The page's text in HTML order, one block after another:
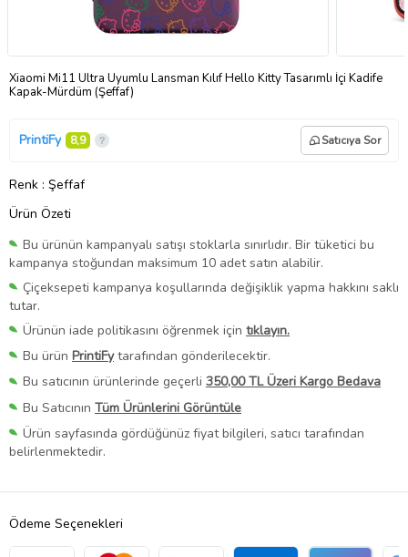
Xiaomi Mi11 Ultra Uyumlu Lansman Kılıf Hello Kitty Tasarımlı İçi Kadife
Kapak-Mürdüm (Şeffaf)
PrintiFy 8,9 Satıcıya Sor
Renk : Şeffaf
Ürün Özeti
Bu ürünün kampanyalı satışı stoklarla sınırlıdır. Bir tüketici bu
kampanya stoğundan maksimum 10 adet satın alabilir.
Çiçeksepeti kampanya koşullarında değişiklik yapma hakkını saklı
tutar.
Ürünün iade politikasını öğrenmek için tıklayın.
Bu ürün PrintiFytarafından gönderilecektir.
Bu satıcının ürünlerinde geçerli 350,00 TL Üzeri Kargo Bedava
Bu Satıcının Tüm Ürünlerini Görüntüle
Ürün sayfasında gördüğünüz fiyat bilgileri, satıcı tarafından
belirlenmektedir.
Ödeme Seçenekleri